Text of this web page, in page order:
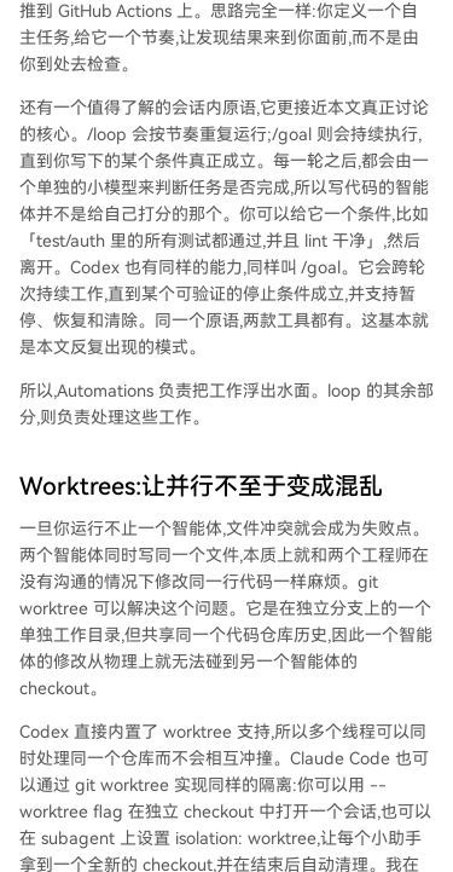
推到 GitHub Actions 上。思路完全一样:你定义一个自
主任务,给它一个节奏,让发现结果来到你面前,而不是由
你到处去检查。
还有一个值得了解的会话内原语,它更接近本文真正讨论
的核心。/loop 会按节奏重复运行;/goal 则会持续执行,
直到你写下的某个条件真正成立。每一轮之后,都会由一
个单独的小模型来判断任务是否完成,所以写代码的智能
体并不是给自己打分的那个。你可以给它一个条件,比如
「test/auth 里的所有测试都通过,并且 lint 干净」,然后
离开。Codex 也有同样的能力,同样叫 /goal。它会跨轮
次持续工作,直到某个可验证的停止条件成立,并支持暂
停、恢复和清除。同一个原语,两款工具都有。这基本就
是本文反复出现的模式。
所以,Automations 负责把工作浮出水面。loop 的其余部
分,则负责处理这些工作。
Worktrees:让并行不至于变成混乱
一旦你运行不止一个智能体,文件冲突就会成为失败点。
两个智能体同时写同一个文件,本质上就和两个工程师在
没有沟通的情况下修改同一行代码一样麻烦。git
worktree 可以解决这个问题。它是在独立分支上的一个
单独工作目录,但共享同一个代码仓库历史,因此一个智能
体的修改从物理上就无法碰到另一个智能体的
checkout。
Codex 直接内置了 worktree 支持,所以多个线程可以同
时处理同一个仓库而不会相互冲撞。Claude Code 也可
以通过 git worktree 实现同样的隔离:你可以用 --
worktree flag 在独立 checkout 中打开一个会话,也可以
在 subagent 上设置 isolation: worktree,让每个小助手
拿到一个全新的 checkout,并在结束后自动清理。我在